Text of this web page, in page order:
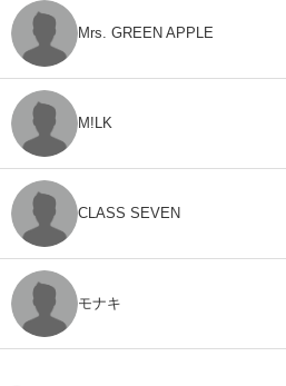
Mrs. GREEN APPLE
M!LK
CLASS SEVEN
モナキ